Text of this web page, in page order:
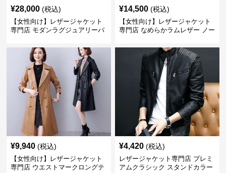
¥28,000 (税込)
【女性向け】レザージャケット
専門店 モダンラグジュアリーパ
¥14,500 (税込)
【女性向け】レザージャケット
専門店 なめらかラムレザー ノー
¥9,940 (税込)
【女性向け】レザージャケット
専門店 ウエストマークロングテ
¥4,420 (税込)
レザージャケット専門店 プレミ
アムクラシック スタンドカラー